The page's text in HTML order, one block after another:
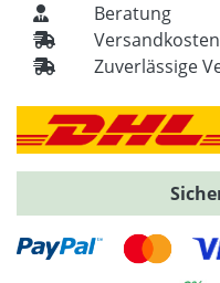
Beratung
Versandkosten
Zuverlässige